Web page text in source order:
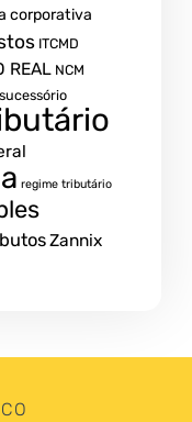
corporativa
ITCMD
REAL NCM
regime tributário
Zannix